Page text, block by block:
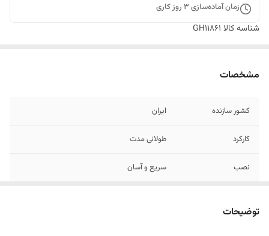
زمان آماده‌سازی 3 روز کاری
شناسه کالا GH11861
مشخصات
کشور سازنده ایران
کارکرد طولانی مدت
نصب سریع و آسان
توضیحات